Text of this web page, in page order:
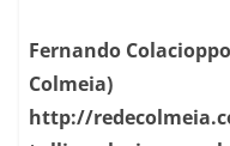
Fernando
Colmeia)
http://